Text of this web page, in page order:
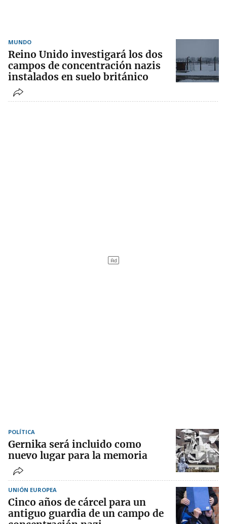
MUNDO
Reino Unido investigará los dos
campos de concentración nazis
instalados en suelo británico
POLÍTICA
Gernika será incluido como
nuevo lugar para la memoria
UNIÓN EUROPEA
Cinco años de cárcel para un
antiguo guardia de un campo de